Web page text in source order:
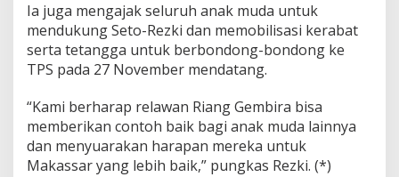
Ia juga mengajak seluruh anak muda untuk
mendukung Seto-Rezki dan memobilisasi kerabat
serta tetangga untuk berbondong-bondong ke
TPS pada 27 November mendatang.
“Kami berharap relawan Riang Gembira bisa
memberikan contoh baik bagi anak muda lainnya
dan menyuarakan harapan mereka untuk
Makassar yang lebih baik,” pungkas Rezki. (*)